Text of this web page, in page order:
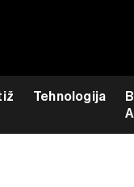
Tehnologija